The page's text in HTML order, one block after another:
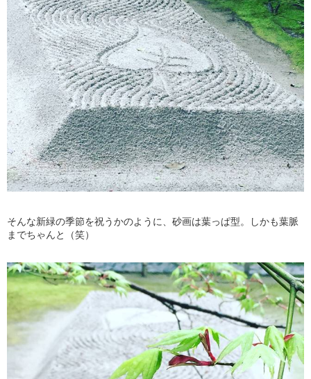
そんな新緑の季節を祝うかのように、砂画は葉っぱ型。しかも葉脈
までちゃんと（笑）